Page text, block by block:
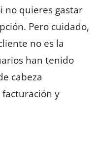
no quieres gastar
Pero cuidado,
no es la
han tenido
cabeza
y